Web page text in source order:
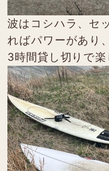
波はコシハラ、セ
ればパワーがあり、
3時間貸し切りで